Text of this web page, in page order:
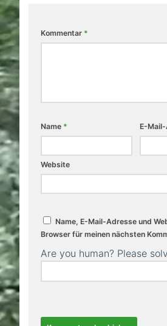
Kommentar *
Name * E-
Website
Name, E-Mail-Adresse und
Browser für meinen nächsten
Are you human? Please